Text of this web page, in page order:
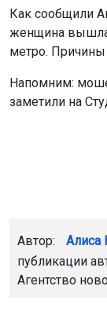
Как сообщили
женщина вышла
метро.
Напомним:
заметили на
Автор: Алиса
публикации
Агентство